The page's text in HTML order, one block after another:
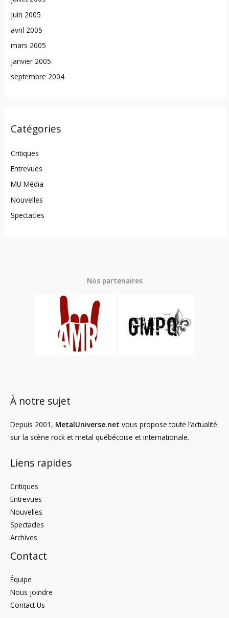
juin 2005
avril 2005
mars 2005
janvier 2005
septembre 2004
Catégories
Critiques
Entrevues
MU Média
Nouvelles
Spectacles
Nos partenaires
À notre sujet
Depuis 2001, MetalUniverse.net vous propose toute l’actualité
sur la scène rock et metal québécoise et internationale.
Liens rapides
Critiques
Entrevues
Nouvelles
Spectacles
Archives
Contact
Équipe
Nous joindre
Contact Us